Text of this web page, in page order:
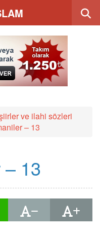
ve ilahi sözleri
– 13
13